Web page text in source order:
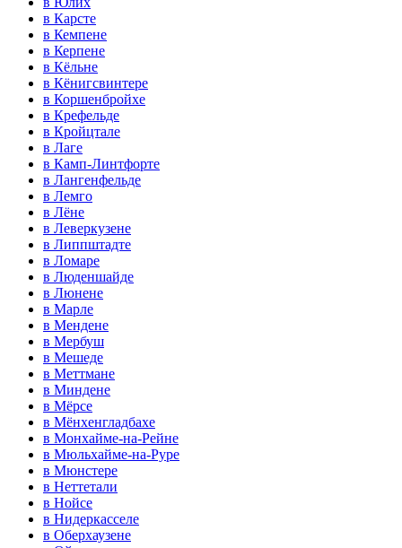
в Карсте
в Кемпене
в Керпене
в Кёльне
в Кёнигсвинтере
в Коршенбройхе
в Крефельде
в Кройцтале
в Лаге
в Камп-Линтфорте
в Лангенфельде
в Лемго
в Лёне
в Леверкузене
в Липпштадте
в Ломаре
в Люденшайде
в Люнене
в Марле
в Мендене
в Мербуш
в Мешеде
в Меттмане
в Миндене
в Мёрсе
в Мёнхенгладбахе
в Монхайме-на-Рейне
в Мюльхайме-на-Руре
в Мюнстере
в Неттетали
в Нойсе
в Нидеркасселе
в Оберхаузене